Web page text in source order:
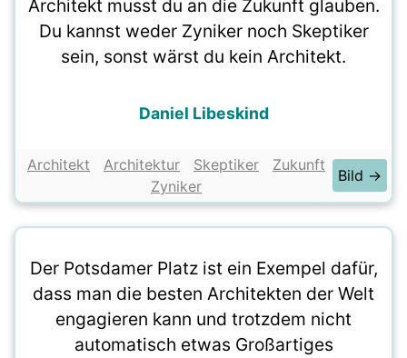
Architekt musst du an die Zukunft glauben.
Du kannst weder Zyniker noch Skeptiker
sein, sonst wärst du kein Architekt.
Daniel Libeskind
Architekt Architektur Skeptiker
Zukunft
Zyniker
Bild →
Der Potsdamer Platz ist ein Exempel dafür,
dass man die besten Architekten der Welt
engagieren kann und trotzdem nicht
automatisch etwas Großartiges